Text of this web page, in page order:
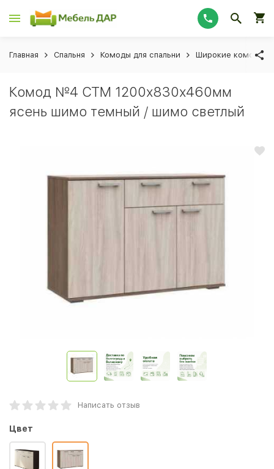
Главная Спальня Комоды для спальни Широкие комоды
Комод №4 СТМ 1200х830х460мм
ясень шимо темный / шимо светлый
Написать отзыв
Цвет